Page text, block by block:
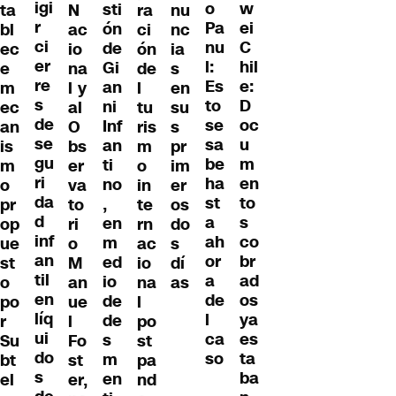
ta
bl
ec
e
m
ec
an
is
m
o
pr
op
ue
st
o
po
r
Su
bt
el
igi
r
ci
er
re
s
de
se
gu
ri
da
d
inf
an
til
en
líq
ui
do
s
N
ac
io
na
l y
al
O
bs
er
va
to
ri
o
M
an
ue
l
Fo
st
er,
sti
ón
de
Gi
an
ni
Inf
an
ti
no
,
en
m
ed
io
de
de
s
m
en
ra
ci
ón
de
l
tu
ris
m
o
in
te
rn
ac
io
na
l
po
st
pa
nd
nu
nc
ia
s
en
su
s
pr
im
er
os
do
s
dí
as
o
Pa
nu
l:
Es
to
se
sa
be
ha
st
a
ah
or
a
de
l
ca
so
w
ei
C
hil
e:
D
oc
u
m
en
to
s
co
br
ad
os
ya
es
ta
ba